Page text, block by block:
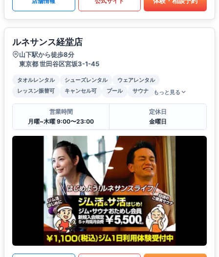
ルネサンス経堂店
山下駅から徒歩8分
東京都 世田谷区宮坂3-1-45
タオルレンタル シューズレンタル
ウェアレンタル
レッスン振替可
キャンセル可 プール サウナ もっと見る
営業時間
月曜~木曜 9:00〜23:00
定休日
金曜日